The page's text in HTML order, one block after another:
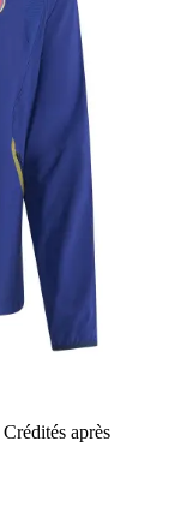
Crédités après